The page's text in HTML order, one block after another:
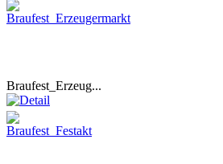
Braufest_Erzeug...